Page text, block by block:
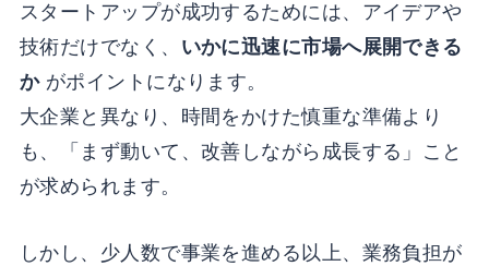
スタートアップが成功するためには、アイデアや
技術だけでなく、 いかに迅速に市場へ展開できる
かがポイントになります。
大企業と異なり、時間をかけた慎重な準備より
も、「まず動いて、改善しながら成長する」こと
が求められます。
しかし、少人数で事業を進める以上、業務負担が